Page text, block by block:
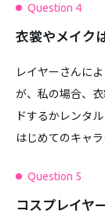
Question 4
衣裳やメイク
レイヤーさんに
が、私の場合、
ドするかレンタ
はじめてのキャ
Question 5
コスプレイヤ